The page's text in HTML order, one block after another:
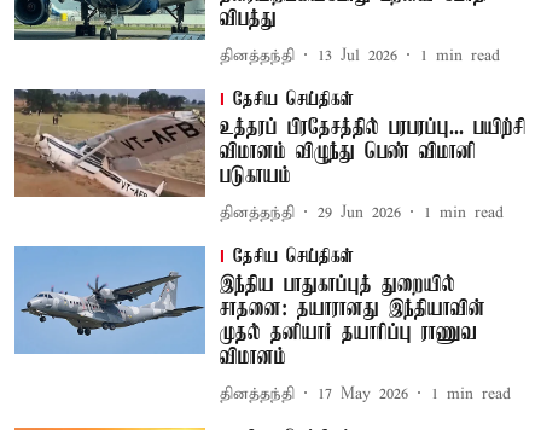
விபத்து
தினத்தந்தி 13 Jul 2026 1 min read
தேசிய செய்திகள்
உத்தரப் பிரதேசத்தில் பரபரப்பு... பயிற்சி
விமானம் விழுந்து பெண் விமானி
படுகாயம்
தினத்தந்தி 29 Jun 2026 1 min read
தேசிய செய்திகள்
இந்திய பாதுகாப்புத் துறையில்
சாதனை: தயாரானது இந்தியாவின்
முதல் தனியார் தயாரிப்பு ராணுவ
விமானம்
தினத்தந்தி 17 May 2026 1 min read